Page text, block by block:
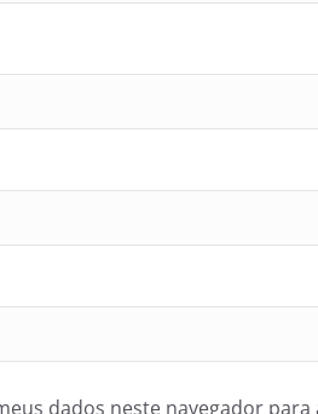
dados neste navegador